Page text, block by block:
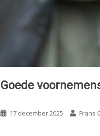
Goede
17 december 2025 Frans